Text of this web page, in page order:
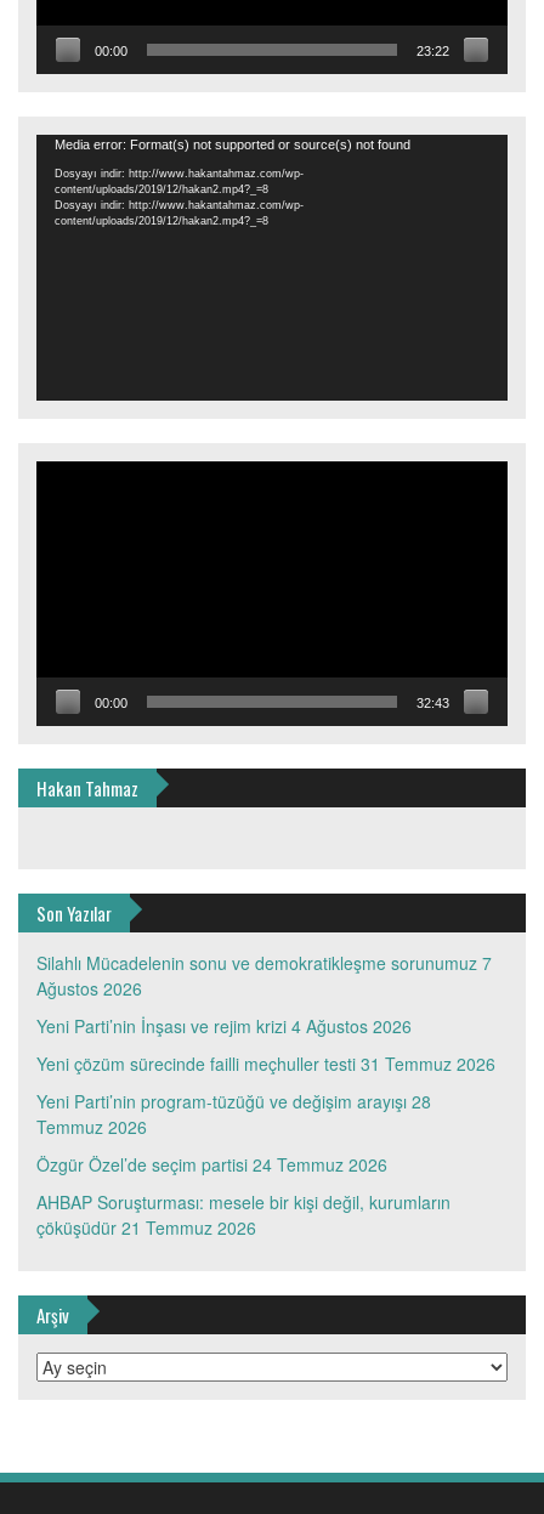
00:00 23:22
Video
oynatıcı
Media error: Format(s) not supported or source(s) not found
Dosyayı indir: http://www.hakantahmaz.com/wp-
content/uploads/2019/12/hakan2.mp4?_=8
Dosyayı indir: http://www.hakantahmaz.com/wp-
content/uploads/2019/12/hakan2.mp4?_=8
00:00 32:43
Hakan Tahmaz
Son Yazılar
Silahlı Mücadelenin sonu ve demokratikleşme sorunumuz 7
Ağustos 2026
Yeni Parti’nin İnşası ve rejim krizi 4 Ağustos 2026
Yeni çözüm sürecinde failli meçhuller testi 31 Temmuz 2026
Yeni Parti’nin program-tüzüğü ve değişim arayışı 28
Temmuz 2026
Özgür Özel’de seçim partisi 24 Temmuz 2026
AHBAP Soruşturması: mesele bir kişi değil, kurumların
çöküşüdür 21 Temmuz 2026
Arşiv
Arşiv